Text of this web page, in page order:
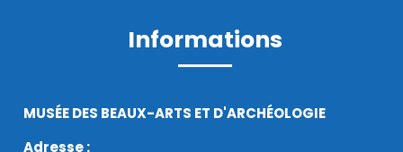
Informations
MUSÉE DES BEAUX-ARTS ET D'ARCHÉOLOGIE
Adresse :